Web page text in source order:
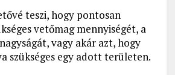
teszi, hogy pontosan
vetőmag mennyiségét, a
vagy akár azt, hogy
szükséges egy adott területen.